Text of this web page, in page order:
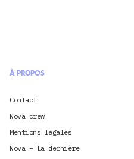
À PROPOS
Contact
Nova crew
Mentions légales
Nova – La dernière